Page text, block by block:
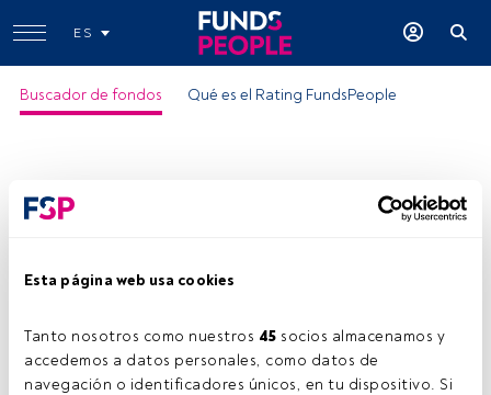
Esta página web usa cookies
Tanto nosotros como nuestros 45 socios almacenamos y
accedemos a datos personales, como datos de
navegación o identificadores únicos, en tu dispositivo. Si
ES
Buscador de fondos Qué es el Rating FundsPeople